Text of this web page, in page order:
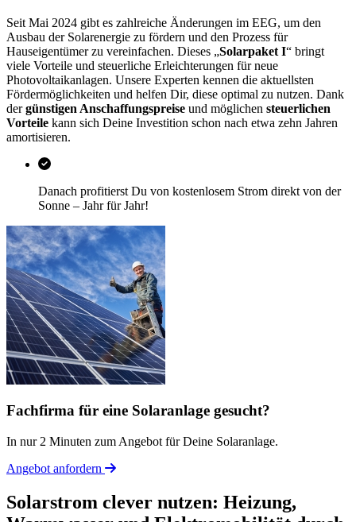
Seit Mai 2024 gibt es zahlreiche Änderungen im EEG, um den
Ausbau der Solarenergie zu fördern und den Prozess für
Hauseigentümer zu vereinfachen. Dieses „Solarpaket I“ bringt
viele Vorteile und steuerliche Erleichterungen für neue
Photovoltaikanlagen. Unsere Experten kennen die aktuellsten
Fördermöglichkeiten und helfen Dir, diese optimal zu nutzen. Dank
dergünstigen Anschaffungspreise und möglichen steuerlichen
Vorteile kann sich Deine Investition schon nach etwa zehn Jahren
amortisieren.
Danach profitierst Du von kostenlosem Strom direkt von der
Sonne – Jahr für Jahr!
Fachfirma für eine Solaranlage gesucht?
In nur 2 Minuten zum Angebot für Deine Solaranlage.
Angebot anfordern
Solarstrom clever nutzen: Heizung,